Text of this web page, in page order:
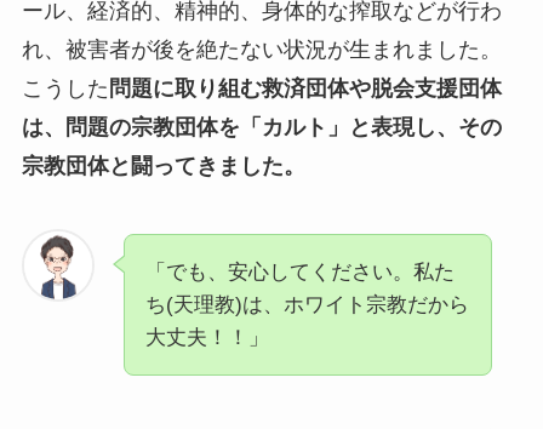
ール、経済的、精神的、身体的な搾取などが行わ
れ、被害者が後を絶たない状況が生まれました。
こうした 問題に取り組む救済団体や脱会支援団体
は、問題の宗教団体を「カルト」と表現し、その
宗教団体と闘ってきました。
「でも、安心してください。私た
ち(天理教)は、ホワイト宗教だから
大丈夫！！」